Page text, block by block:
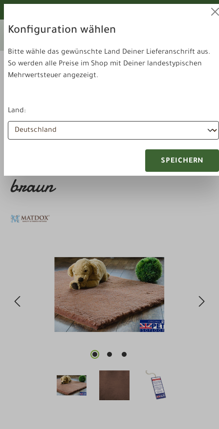
Ihr aktuelles Lieferland:
Pet Isofloor SX 100 x 75cm
braun
Konfiguration wählen
Bitte wähle das gewünschte Land Deiner Lieferanschrift aus.
So werden alle Preise im Shop mit Deiner landestypischen
Mehrwertsteuer angezeigt.
Land:
SPEICHERN